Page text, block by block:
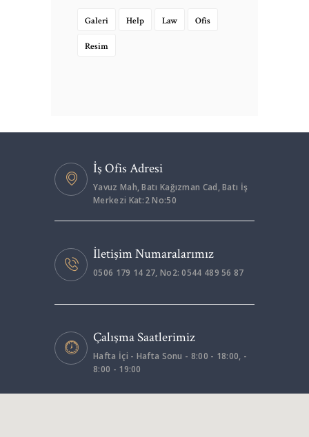
Galeri Help Law Ofis
Resim
İş Ofis Adresi
Yavuz Mah, Batı Kağızman Cad, Batı İş
Merkezi Kat:2 No:50
İletişim Numaralarımız
0506 179 14 27, No2: 0544 489 56 87
Çalışma Saatlerimiz
Hafta İçi - Hafta Sonu - 8:00 - 18:00, -
8:00 - 19:00